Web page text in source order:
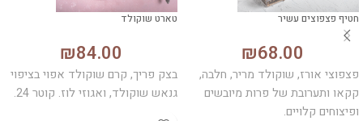
חטיף פצפוצים עשיר
₪68.00
פצפוצי אורז, שוקולד מריר, חלבה,
קקאו ותערובת של פרות מיובשים
ופיצוחים קלויים.
טארט שוקולד
₪84.00
בצק פריך, קרם שוקולד אפוי בציפוי
גנאש שוקולד, ואגוזי לוז. קוטר 24.